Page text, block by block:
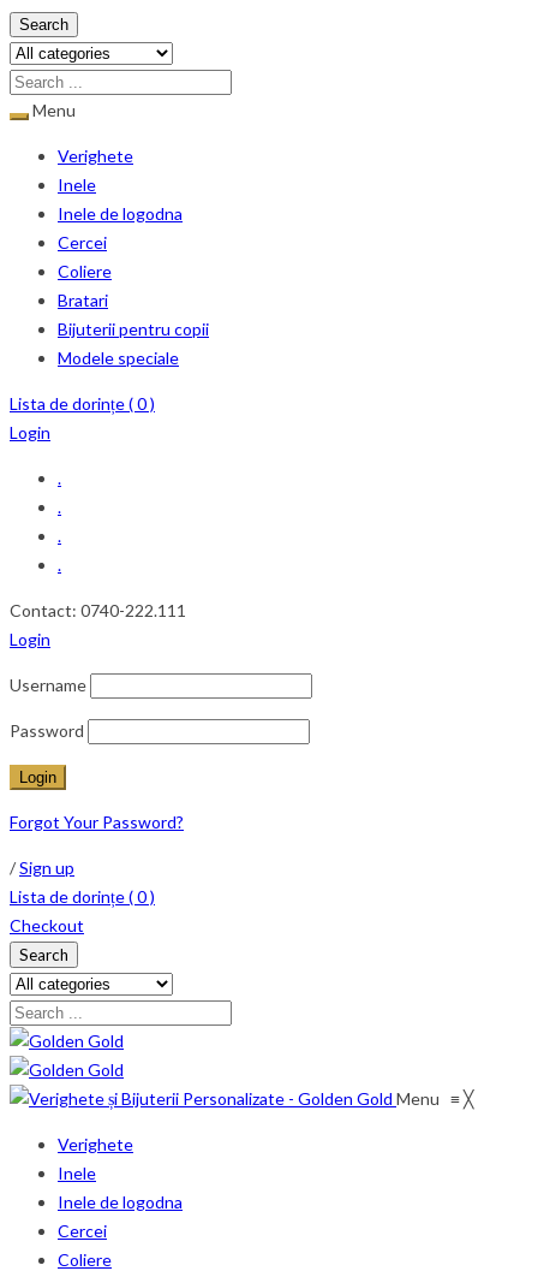
Search
Menu
Verighete
Inele
Inele de logodna
Cercei
Coliere
Bratari
Bijuterii pentru copii
Modele speciale
Lista de dorințe (0)
Login
.
.
.
.
Contact: 0740-222.111
Login
Username
Password
Forgot Your Password?
/Sign up
Lista de dorințe (0)
Checkout
Search
Menu ≡╳
Verighete
Inele
Inele de logodna
Cercei
Coliere